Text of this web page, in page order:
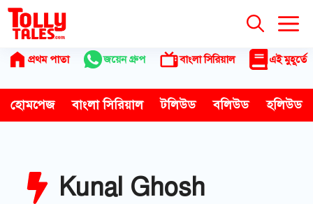
Skip
content
প্রথম পাতা জয়েন গ্রুপ বাংলা সিরিয়াল এই মুহূর্তে
হোমপেজ বাংলা সিরিয়াল টলিউড বলিউড হলিউড
Kunal Ghosh